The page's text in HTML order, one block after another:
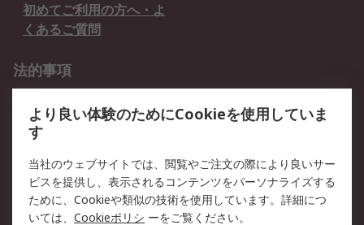
初めてご利用の方へ・よ
くあるご質問
法的事項
クッキーポリシー
RSについて
会社概要
採用情報
プレスリリース＆お知ら
コーポレートサイト
より良い体験のためにCookieを使用していま
す
当社のウェブサイトでは、閲覧やご注文の際により良いサー
ビスを提供し、表示されるコンテンツをパーソナライズする
ために、Cookieや類似の技術を使用しています。詳細につ
いては、 Cookieポリシ ーをご覧ください。